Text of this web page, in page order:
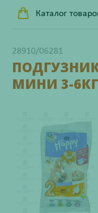
Каталог
28910/06281
МИНИ 3-